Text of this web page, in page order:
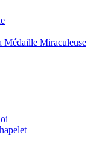
Médaille Miraculeuse